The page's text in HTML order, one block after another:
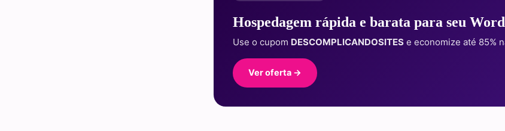
Hospedagem rápida e barata para seu
Use o cupom DESCOMPLICANDOSITES e economize até 85%
Ver oferta →